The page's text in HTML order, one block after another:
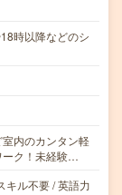
時以降などのシ
内のカンタン軽
ーク！未経験…
キル不要 / 英語力